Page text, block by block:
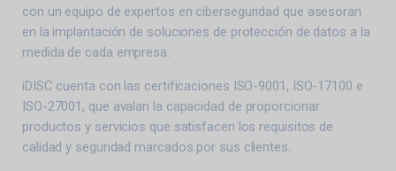
con un equipo de expertos en ciberseguridad que asesoran
en la implantación de soluciones de protección de datos a la
medida de cada empresa.
iDISC cuenta con las certificaciones ISO-9001, ISO-17100 e
ISO-27001, que avalan la capacidad de proporcionar
productos y servicios que satisfacen los requisitos de
calidad y seguridad marcados por sus clientes.